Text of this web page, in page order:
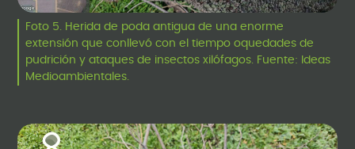
Foto 5. Herida de poda antigua de una enorme
extensión que conllevó con el tiempo oquedades de
pudrición y ataques de insectos xilófagos. Fuente: Ideas
Medioambientales.